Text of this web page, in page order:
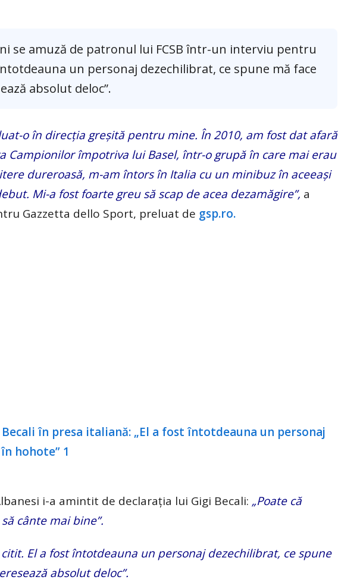
se amuză de patronul lui FCSB într-un interviu pentru
un personaj dezechilibrat, ce spune mă face
absolut deloc”.
o în direcția greșită pentru mine. În 2010, am fost dat afară
Campionilor împotriva lui Basel, într-o grupă în care mai erau
dureroasă, m-am întors în Italia cu un minibuz în aceeași
Mi-a fost foarte greu să scap de acea dezamăgire”, a
Gazzetta dello Sport, preluat de gsp.ro.
i-a amintit de declarația lui Gigi Becali: „Poate că
cânte mai bine”.
El a fost întotdeauna un personaj dezechilibrat, ce spune
absolut deloc”.